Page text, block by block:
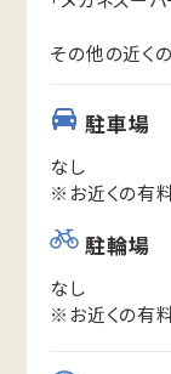
その他の近く
駐車場
なし
※お近くの有
駐輪場
なし
※お近くの有